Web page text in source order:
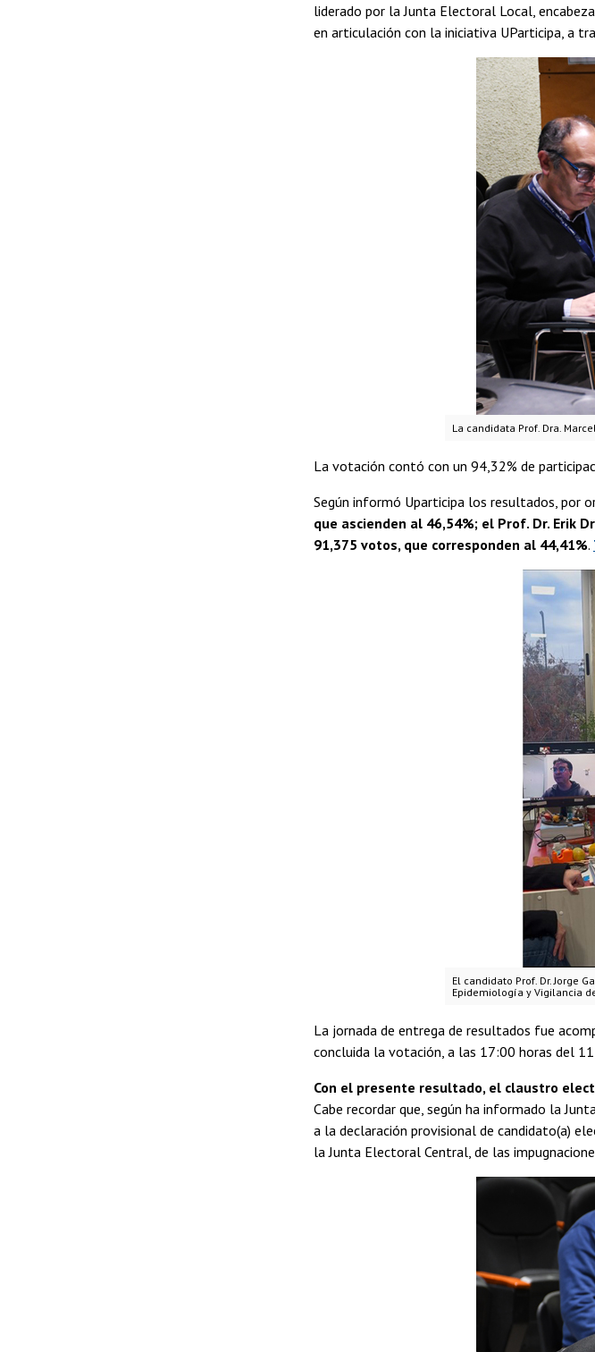
liderado por la Junta Electoral Local,
en articulación con la iniciativa UParticipa, a
La candidata Prof. Dra.
La votación contó con un 94,32% de
Según informó Uparticipa los resultados, por
que ascienden al 46,54%; el Prof. Dr. Erik
91,375 votos, que corresponden al 44,41%.
El candidato Prof. Dr. Jorge
Epidemiología y Vigilancia
La jornada de entrega de resultados fue
concluida la votación, a las 17:00 horas del
Con el presente resultado, el claustro
Cabe recordar que, según ha informado la
a la declaración provisional de candidato(a)
la Junta Electoral Central, de las